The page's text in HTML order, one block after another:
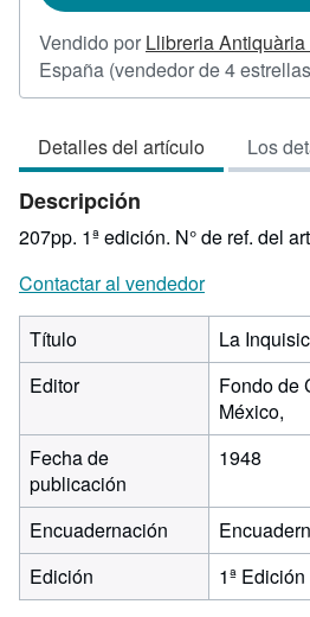
Vendido por Llibreria
España (vendedor de 4
Detalles del artículo Los
Descripción
207pp. 1ª edición. N° de ref. del
Contactar al vendedor
Título
La
Editor
Fondo de
México,
Fecha de
publicación
1948
Encuadernación
Edición
1ª Edición